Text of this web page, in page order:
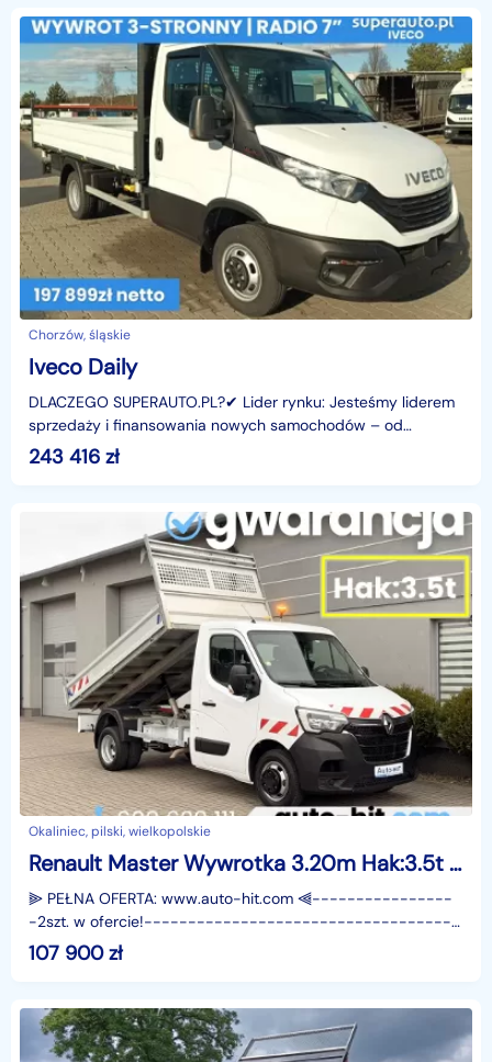
Chorzów, śląskie
Iveco Daily
DLACZEGO SUPERAUTO.PL?✔ Lider rynku: Jesteśmy liderem
sprzedaży i finansowania nowych samochodów – od
osobowych, przez dostawcze, po segment premium.✔
Zaufanie
243 416 zł
Okaliniec, pilski, wielkopolskie
Renault Master Wywrotka 3.20m Hak:3.5t 2022r *52.100km /www.auto-hit.com/
⫸ PEŁNA OFERTA: www.auto-hit.com ⫷----------------
-2szt. w ofercie!----------------- -------------------
-------------------------------------------------
---Samo
107 900zł